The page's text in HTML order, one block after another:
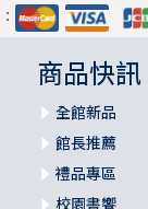
商品快訊
全館新品
館長推薦
禮品專區
校園書饗